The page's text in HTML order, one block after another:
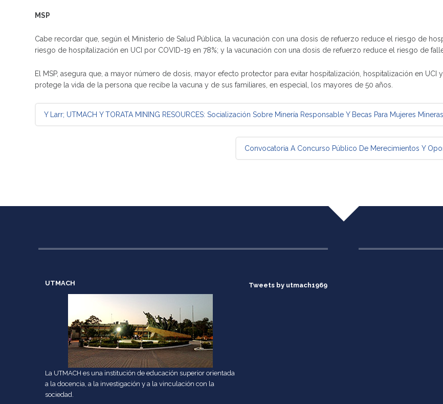
MSP
Cabe recordar que, según el Ministerio de Salud Pública, la vacunación con una dosis de refuerzo reduce el riesgo de
riesgo de hospitalización en UCI por COVID-19 en 78%; y la vacunación con una dosis de refuerzo reduce el riesgo de
El MSP, asegura que, a mayor número de dosis, mayor efecto protector para evitar hospitalización, hospitalización en UCI
protege la vida de la persona que recibe la vacuna y de sus familiares, en especial, los mayores de 50 años.
Mensaje de navegación
Y Larr; UTMACH Y TORATA MINING RESOURCES: Socialización Sobre Minería Responsable Y Becas Para Mujeres Mineras
Convocatoria A Concurso Público De Merecimientos Y
UTMACH
La UTMACH es una institución de educación superior orientada
a la docencia, a la investigación y a la vinculación con la
sociedad.
Tweets by utmach1969